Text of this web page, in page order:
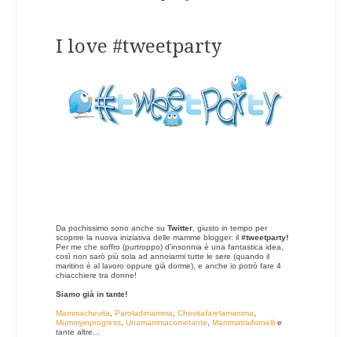
I love #tweetparty
Da pochissimo sono anche su Twitter , giusto in tempo per
scoprire la nuova iniziativa delle mamme blogger: il #tweetparty!
Per me che soffro (purtroppo) d'insonnia è una fantastica idea,
così non sarò più sola ad annoiarmi tutte le sere (quando il
maritino è al lavoro oppure già dorme), e anche io potrò fare 4
chiacchiere tra donne!
Siamo già in tante!
Mammachevita Paroladimamma Chevitafarelamamma
Mummyinprogress Unamammacometante Mammatraifornelli e
tante altre...